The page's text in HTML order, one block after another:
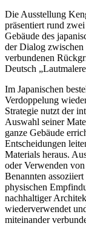
Die Ausstellung
präsentiert rund
Gebäude des
der Dialog
verbundenen
Deutsch
Im Japanischen
Verdoppelung
Strategie nutzt der
Auswahl seiner
ganze Gebäude
Entscheidungen
Materials heraus.
oder Verwenden
Benannten
physischen
nachhaltiger
wiederverwendet
miteinander